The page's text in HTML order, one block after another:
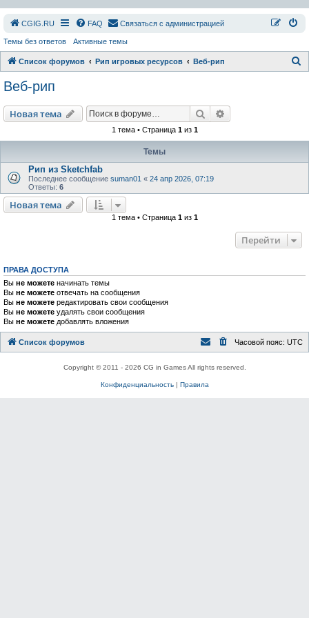
СGIG.RU FAQ Связаться с администрацией
Темы без ответов Активные темы
Список форумов Рип игровых ресурсов Веб-рип
Веб-рип
Новая тема Поиск
1 тема • Страница 1из 1
Темы
Рип из Sketchfab
Последнее сообщение suman01 « 24 апр 2026, 07:19
Ответы: 6
Новая тема
1 тема • Страница 1из 1
Перейти
ПРАВА ДОСТУПА
Вы не можете начинать темы
Вы не можете отвечать на сообщения
Вы не можете редактировать свои сообщения
Вы не можете удалять свои сообщения
Вы не можете добавлять вложения
Список форумов Часовой пояс: UTC
Copyright © 2011 - 2026 CG in Games All rights reserved.
Конфиденциальность| Правила